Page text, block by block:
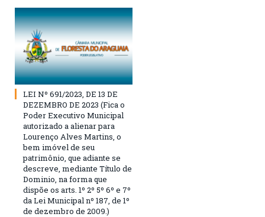
LEI Nº 691/2023, DE 13 DE
DEZEMBRO DE 2023 (Fica o
Poder Executivo Municipal
autorizado a alienar para
Lourenço Alves Martins, o
bem imóvel de seu
patrimônio, que adiante se
descreve, mediante Título de
Dominio, na forma que
dispõe os arts. 1º 2º 5º 6º e 7º
da Lei Municipal nº 187, de 1º
de dezembro de 2009.)